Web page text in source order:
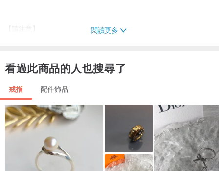
【請注意】
出哦！
閱讀更多
看過此商品的人也搜尋了
戒指 配件飾品